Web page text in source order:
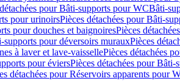
pour Bâti-supports pour WCBâti-
pour urinoirsPièces détachées pour Bâti-
pour douches et baignoiresPièces
supports pour déversoirs murauxPièces
à laver et lave-vaissellePièces détachées
pour éviersPièces détachées pour Bâti-
détachées pour Réservoirs apparents pour